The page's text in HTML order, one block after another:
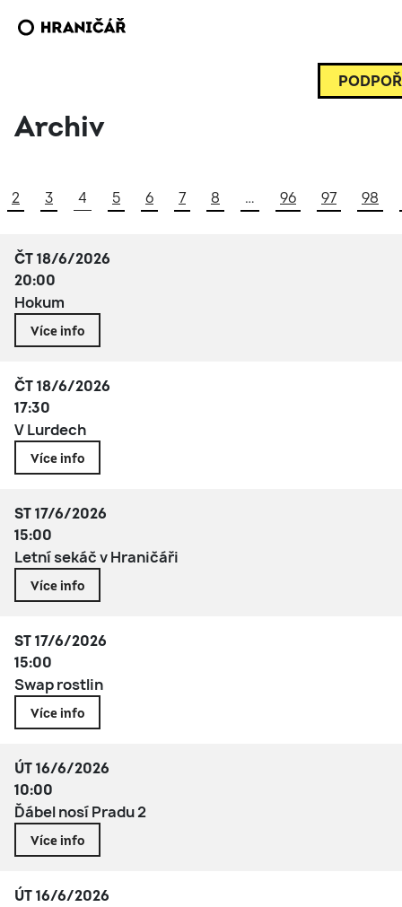
Archiv
2 3 4 5 6 7 8 … 96 97 98
ČT 18/6/2026
20:00
Hokum
Více info
ČT 18/6/2026
17:30
V Lurdech
Více info
ST 17/6/2026
15:00
Letní sekáč v Hraničáři
Více info
ST 17/6/2026
15:00
Swap rostlin
Více info
ÚT 16/6/2026
10:00
Ďábel nosí Pradu 2
Více info
ÚT 16/6/2026